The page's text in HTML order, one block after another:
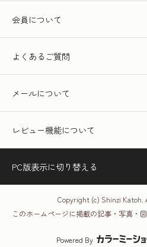
会員について
よくあるご質問
メールについて
レビュー機能について
PC版表示に切り替える
Copyright (c) Shinzi Katoh.
このホームページに掲載の記事・写真・
Powered By